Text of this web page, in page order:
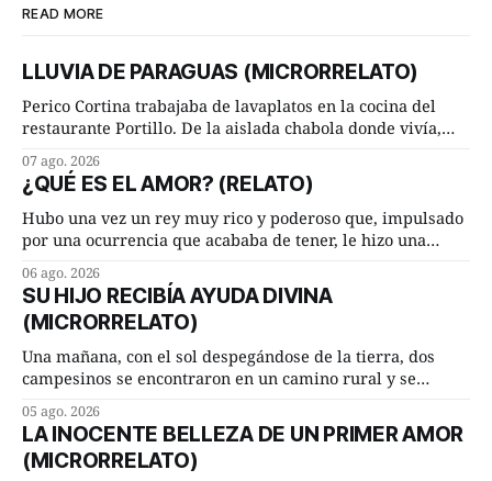
READ MORE
LLUVIA DE PARAGUAS (MICRORRELATO)
Perico Cortina trabajaba de lavaplatos en la cocina del
restaurante Portillo. De la aislada chabola donde vivía,
cuarto de hora andando a buen paso. Cierta noche,
terminada su jornada laboral caminaba él hacía su mísera
morada cundo comenzó a llover
07 ago. 2026
¿QUÉ ES EL AMOR? (RELATO)
Hubo una vez un rey muy rico y poderoso que, impulsado
por una ocurrencia que acababa de tener, le hizo una
Dime, hombre sabio, ¿qué es el amor según tú? Su
consejero, que era muy prudente y astuto le respondió de
inmediato:
06 ago. 2026
SU HIJO RECIBÍA AYUDA DIVINA
(MICRORRELATO)
Una mañana, con el sol despegándose de la tierra, dos
campesinos se encontraron en un camino rural y se
remolachas, Manuel? —quiso saber uno. —Eso acabo de
hacer, Paco. ¿Cómo va ese maíz tuyo? --se interesó el otro.
—De momento mejor
05 ago. 2026
LA INOCENTE BELLEZA DE UN PRIMER AMOR
(MICRORRELATO)